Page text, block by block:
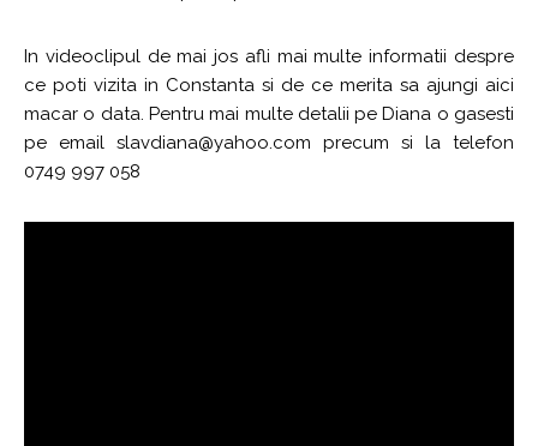
In videoclipul de mai jos afli mai multe informatii despre
ce poti vizita in Constanta si de ce merita sa ajungi aici
macar o data. Pentru mai multe detalii pe Diana o gasesti
pe email slavdiana@yahoo.com precum si la telefon
0749 997 058